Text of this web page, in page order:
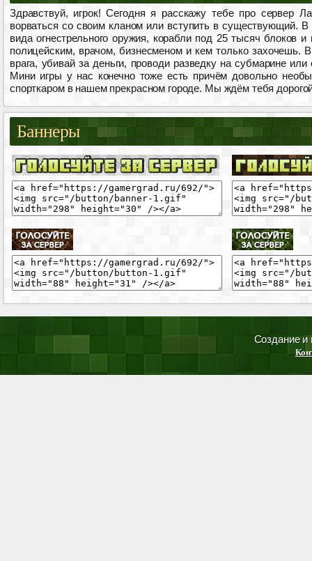
Здравствуй, игрок! Сегодня я расскажу тебе про сервер
ворваться со своим кланом или вступить в существующий. В
вида огнестрельного оружия, корабли под 25 тысяч
полицейским, врачом, бизнесменом и кем только
врага, убивай за деньги, проводи разведку на субмарине
Мини игры у нас конечно тоже есть причём довольно
спорткаром в нашем прекрасном городе. Мы ждём тебя
Баннеры
Создание и